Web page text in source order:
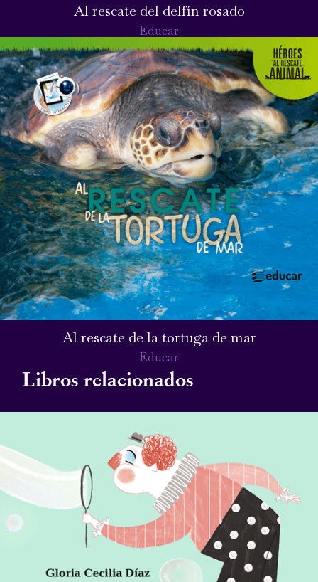
Al rescate del delfín rosado
Educar
Al rescate de la tortuga de mar
Educar
Libros relacionados